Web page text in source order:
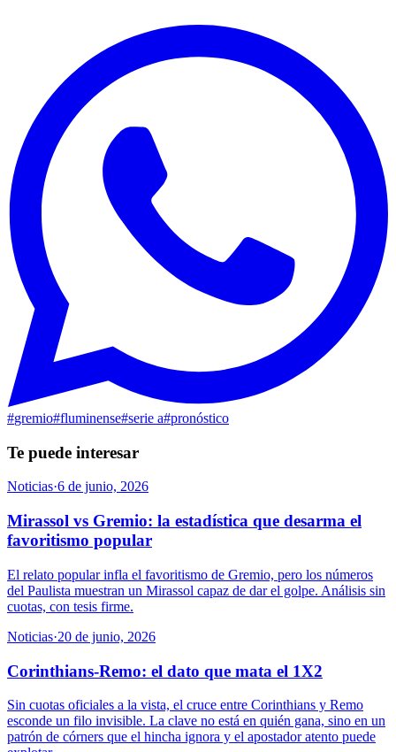
#gremio#fluminense#serie a#pronóstico
Te puede interesar
Noticias·6 de junio, 2026
Mirassol vs Gremio: la estadística que desarma el
favoritismo popular
El relato popular infla el favoritismo de Gremio, pero los números
del Paulista muestran un Mirassol capaz de dar el golpe. Análisis sin
cuotas, con tesis firme.
Noticias·20 de junio, 2026
Corinthians-Remo: el dato que mata el 1X2
Sin cuotas oficiales a la vista, el cruce entre Corinthians y Remo
esconde un filo invisible. La clave no está en quién gana, sino en un
patrón de córners que el hincha ignora y el apostador atento puede